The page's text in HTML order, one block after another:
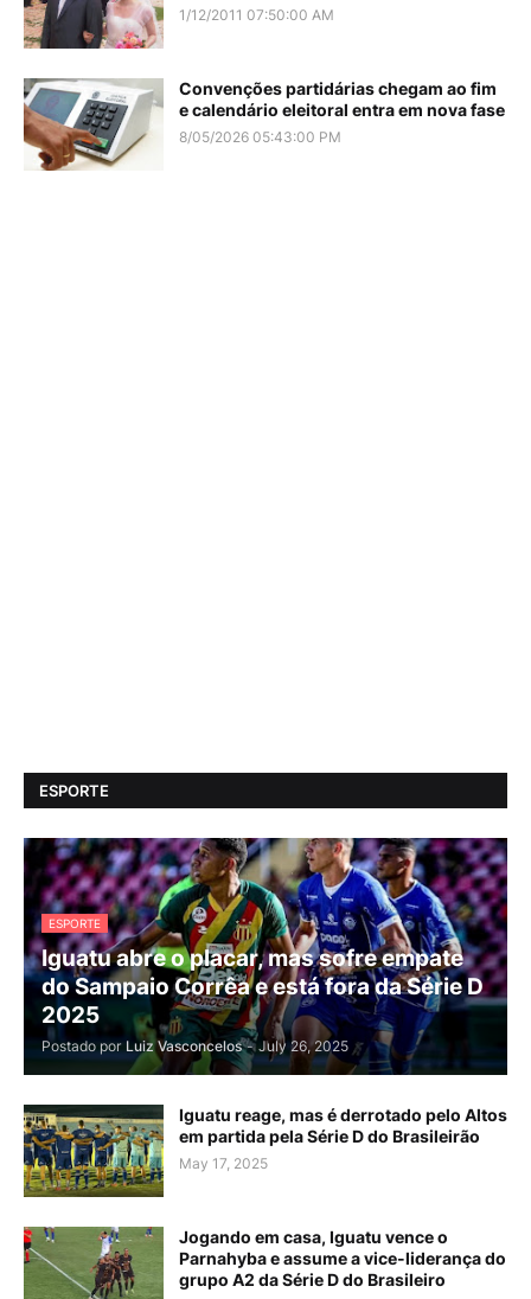
1/12/2011 07:50:00 AM
Convenções partidárias chegam ao fim
e calendário eleitoral entra em nova fase
8/05/2026 05:43:00 PM
ESPORTE
ESPORTE
Iguatu abre o placar, mas sofre empate
do Sampaio Corrêa e está fora da Série D
2025
Postado por Luiz Vasconcelos - July 26, 2025
Iguatu reage, mas é derrotado pelo Altos
em partida pela Série D do Brasileirão
May 17, 2025
Jogando em casa, Iguatu vence o
Parnahyba e assume a vice-liderança do
grupo A2 da Série D do Brasileiro